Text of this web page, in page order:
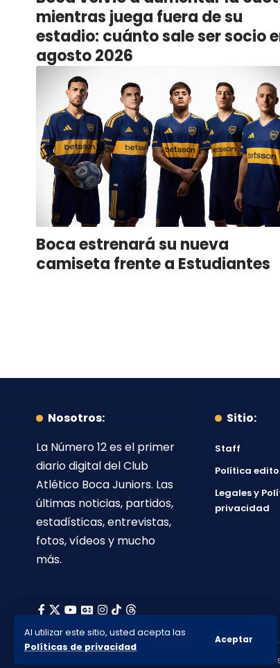
Al utilizar este sitio, usted acepta las
Políticas de privacidad
Aceptar
mientras juega fuera de su
estadio: cuánto sale ser socio
agosto 2026
Boca estrenará su nueva
camiseta frente a Estudiantes
Nosotros:
La Número 12es el primer
diario digital delClub
Atlético Boca Juniors. Las
últimas noticias, partidos,
estadísticas, entrevistas,
fotos, vídeos y mucho
más.
Sitio:
Staff
Política
Legales y
privacidad
© 2010-2026 Lanumero12.com.ar - Todos los